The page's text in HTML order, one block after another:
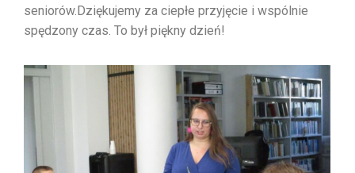
seniorów.Dziękujemy za ciepłe przyjęcie i wspólnie
spędzony czas. To był piękny dzień!